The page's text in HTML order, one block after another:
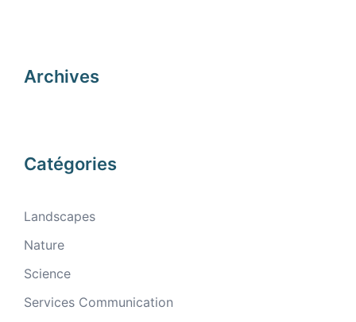
Archives
Catégories
Landscapes
Nature
Science
Services Communication